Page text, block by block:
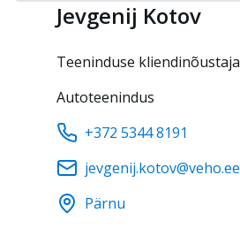
Jevgenij Kotov
Teeninduse kliendinõustaja
Autoteenindus
+372 5344 8191
jevgenij.kotov@veho.ee
Pärnu